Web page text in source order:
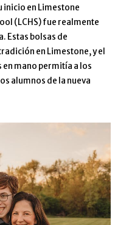
inicio en Limestone
(LCHS) fue realmente
Estas bolsas de
en Limestone, y el
mano permitía a los
alumnos de la nueva